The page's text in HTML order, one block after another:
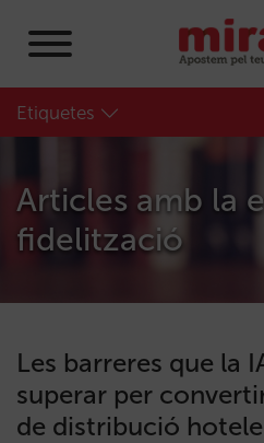
Etiquetes
Articles amb la
fidelització
Les barreres que la
superar per
de distribució